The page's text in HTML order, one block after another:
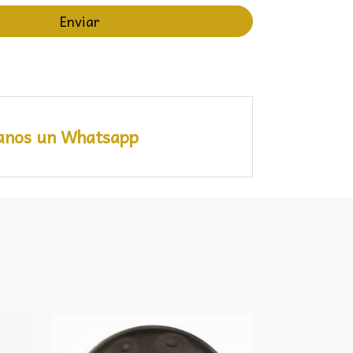
Enviar
un Whatsapp